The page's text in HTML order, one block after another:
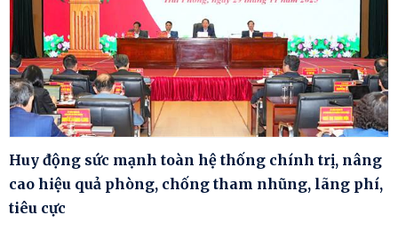
Huy động sức mạnh toàn hệ thống chính trị, nâng
cao hiệu quả phòng, chống tham nhũng, lãng phí,
tiêu cực